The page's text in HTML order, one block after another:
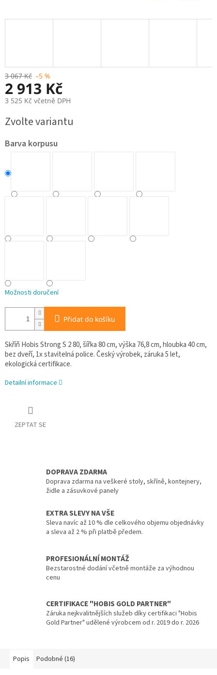
A
3 067 Kč –5 %
2 913 Kč
3 525 Kč včetně DPH
cena:
Zvolte variantu
Barva korpusu
Možnosti doručení
Přidat do košíku
Skříň Hobis Strong S 2 80, šířka 80 cm, výška 76,8 cm, hloubka 40 cm,
bez dveří, 1x stavitelná police. Český výrobek, záruka 5 let,
ekologická certifikace.
Detailní informace
ZEPTAT SE
DOPRAVA ZDARMA
Doprava zdarma na veškeré stoly, skříně, kontejnery,
židle a zásuvkové panely
EXTRA SLEVY NA VŠE
Sleva navíc až 10 % dle celkového objemu objednávky
a sleva až 2 % při platbě předem.
PROFESIONÁLNÍ MONTÁŽ
Bezstarostné dodání včetně montáže za výhodnou
cenu
CERTIFIKACE "HOBIS GOLD PARTNER"
Záruka nejkvalitnějších služeb díky certifikaci "Hobis
Gold Partner" udělené výrobcem od r. 2019 do r. 2026
Popis Podobné (16)